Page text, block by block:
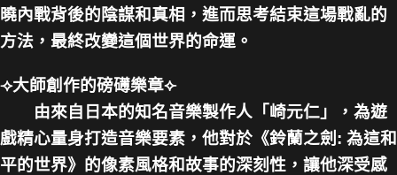
曉內戰背後的陰謀和真相，進而思考結束這場戰亂的
方法，最終改變這個世界的命運。
⟢大師創作的磅礡樂章⟣
由來自日本的知名音樂製作人「崎元仁」，為遊
戲精心量身打造音樂要素，他對於《鈴蘭之劍: 為這和
平的世界》的像素風格和故事的深刻性，讓他深受感